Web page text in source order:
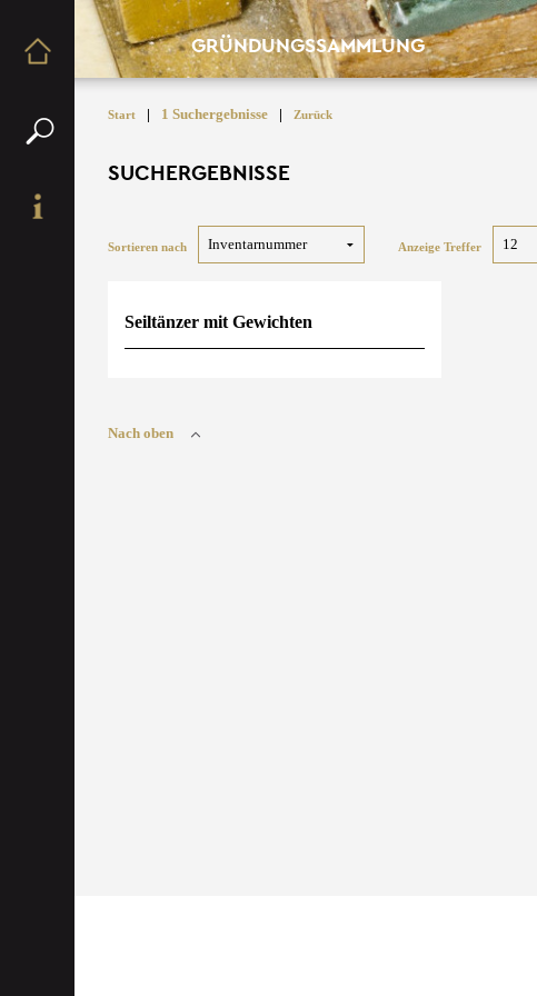
GRÜNDUNGSSAMMLUNG
Start | 1 Suchergebnisse | Zurück
SUCHERGEBNISSE
Sortieren nach Anzeige Treffer
Seiltänzer mit Gewichten
Nach oben